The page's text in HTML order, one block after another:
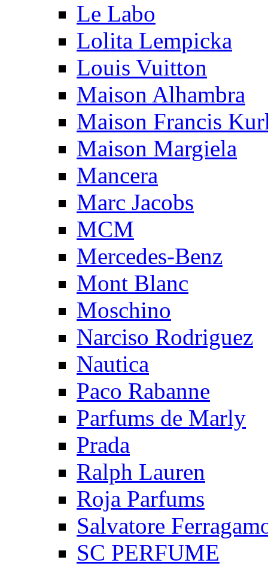
Le Labo
Lolita Lempicka
Louis Vuitton
Maison Alhambra
Maison Francis
Maison Margiela
Mancera
Marc Jacobs
MCM
Mercedes-Benz
Mont Blanc
Moschino
Narciso Rodriguez
Nautica
Paco Rabanne
Parfums de Marly
Prada
Ralph Lauren
Roja Parfums
Salvatore
SC PERFUME